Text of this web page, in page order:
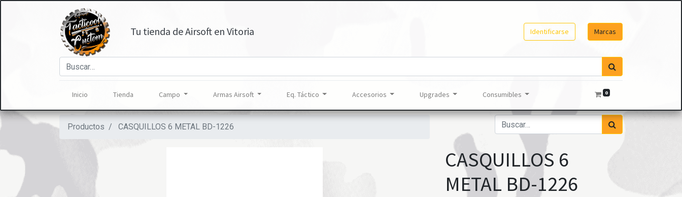
Tu tienda de Airsoft en Vitoria Identificarse Marcas
Inicio Tienda Campo Armas Airsoft Eq. Táctico Accesorios Upgrades Consumibles 0
Productos CASQUILLOS 6 METAL BD-1226
CASQUILLOS 6
METAL BD-1226